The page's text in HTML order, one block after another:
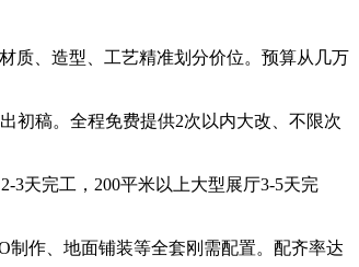
质、造型、工艺精准划分价位。预算从几万
初稿。全程免费提供2次以内大改、不限次
3天完工，200平米以上大型展厅3-5天完
作、地面铺装等全套刚需配置。配齐率达